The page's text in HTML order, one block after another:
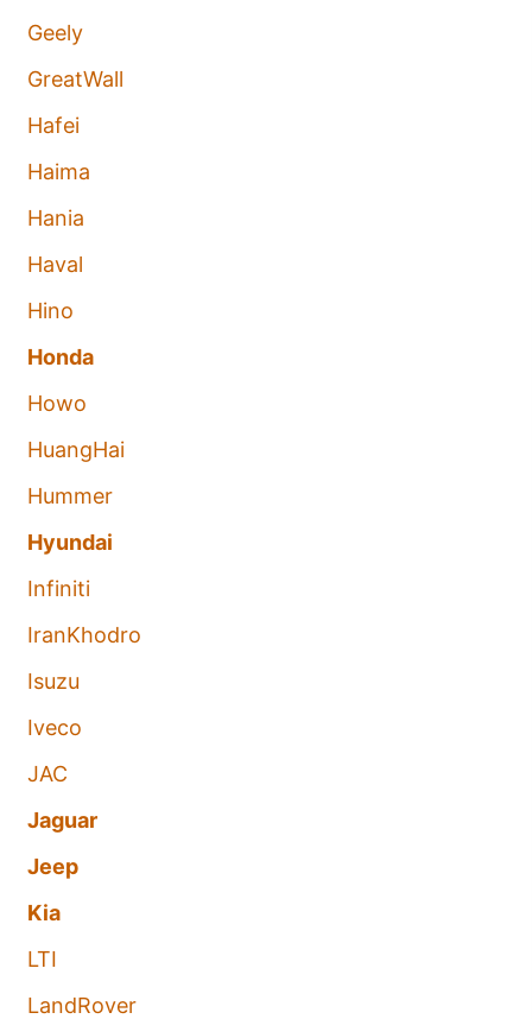
Geely
GreatWall
Hafei
Haima
Hania
Haval
Hino
Honda
Howo
HuangHai
Hummer
Hyundai
Infiniti
IranKhodro
Isuzu
Iveco
JAC
Jaguar
Jeep
Kia
LTI
LandRover